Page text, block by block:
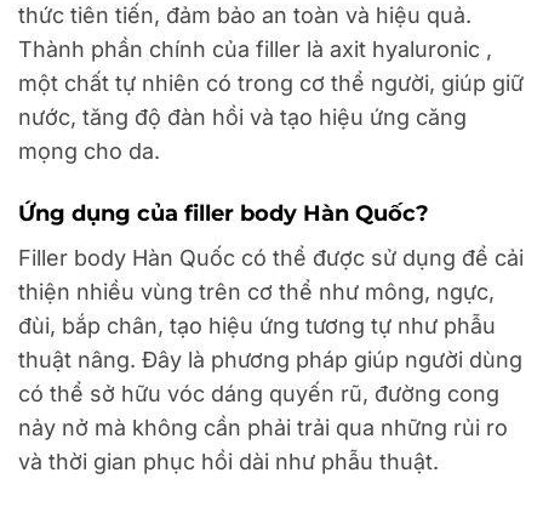
thức tiên tiến, đảm bảo an toàn và hiệu quả.
Thành phần chính của filler là axit hyaluronic ,
một chất tự nhiên có trong cơ thể người, giúp giữ
nước, tăng độ đàn hồi và tạo hiệu ứng căng
mọng cho da.
Ứng dụng của filler body Hàn Quốc?
Filler body Hàn Quốc có thể được sử dụng để cải
thiện nhiều vùng trên cơ thể như mông, ngực,
đùi, bắp chân, tạo hiệu ứng tương tự như phẫu
thuật nâng. Đây là phương pháp giúp người dùng
có thể sở hữu vóc dáng quyến rũ, đường cong
nảy nở mà không cần phải trải qua những rủi ro
và thời gian phục hồi dài như phẫu thuật.